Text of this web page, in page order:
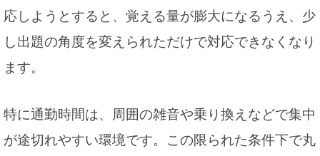
応しようとすると、覚える量が膨大になるうえ、少
し出題の角度を変えられただけで対応できなくなり
ます。
特に通勤時間は、周囲の雑音や乗り換えなどで集中
が途切れやすい環境です。この限られた条件下で丸